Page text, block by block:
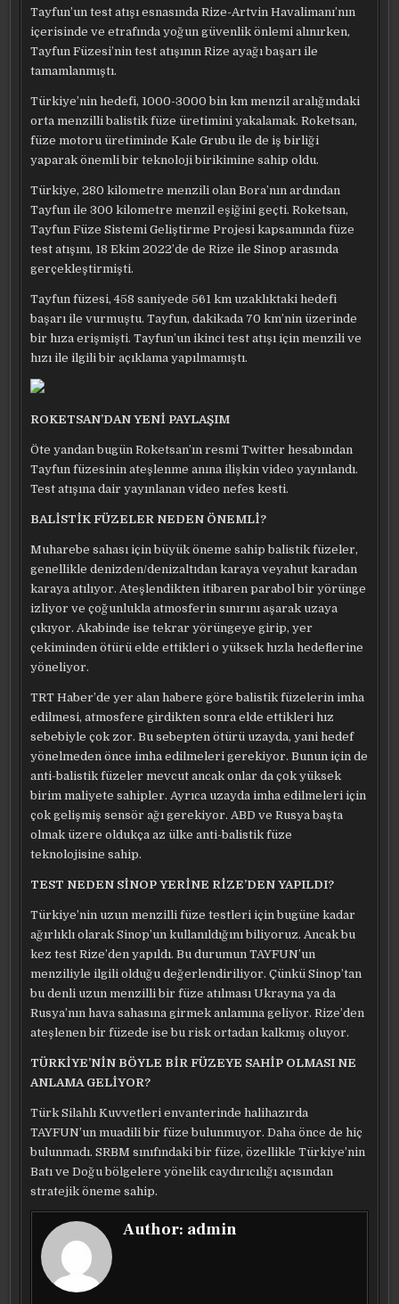
Tayfun’un test atışı esnasında Rize-Artvin Havalimanı’nın
içerisinde ve etrafında yoğun güvenlik önlemi alınırken,
Tayfun Füzesi’nin test atışının Rize ayağı başarı ile
tamamlanmıştı.
Türkiye’nin hedefi, 1000-3000 bin km menzil aralığındaki
orta menzilli balistik füze üretimini yakalamak. Roketsan,
füze motoru üretiminde Kale Grubu ile de iş birliği
yaparak önemli bir teknoloji birikimine sahip oldu.
Türkiye, 280 kilometre menzili olan Bora’nın ardından
Tayfun ile 300 kilometre menzil eşiğini geçti. Roketsan,
Tayfun Füze Sistemi Geliştirme Projesi kapsamında füze
test atışını, 18 Ekim 2022’de de Rize ile Sinop arasında
gerçekleştirmişti.
Tayfun füzesi, 458 saniyede 561 km uzaklıktaki hedefi
başarı ile vurmuştu. Tayfun, dakikada 70 km’nin üzerinde
bir hıza erişmişti. Tayfun’un ikinci test atışı için menzili ve
hızı ile ilgili bir açıklama yapılmamıştı.
ROKETSAN’DAN YENİ PAYLAŞIM
Öte yandan bugün Roketsan’ın resmi Twitter hesabından
Tayfun füzesinin ateşlenme anına ilişkin video yayınlandı.
Test atışına dair yayınlanan video nefes kesti.
BALİSTİK FÜZELER NEDEN ÖNEMLİ?
Muharebe sahası için büyük öneme sahip balistik füzeler,
genellikle denizden/denizaltıdan karaya veyahut karadan
karaya atılıyor. Ateşlendikten itibaren parabol bir yörünge
izliyor ve çoğunlukla atmosferin sınırını aşarak uzaya
çıkıyor. Akabinde ise tekrar yörüngeye girip, yer
çekiminden ötürü elde ettikleri o yüksek hızla hedeflerine
yöneliyor.
TRT Haber’de yer alan habere göre balistik füzelerin imha
edilmesi, atmosfere girdikten sonra elde ettikleri hız
sebebiyle çok zor. Bu sebepten ötürü uzayda, yani hedef
yönelmeden önce imha edilmeleri gerekiyor. Bunun için de
anti-balistik füzeler mevcut ancak onlar da çok yüksek
birim maliyete sahipler. Ayrıca uzayda imha edilmeleri için
çok gelişmiş sensör ağı gerekiyor. ABD ve Rusya başta
olmak üzere oldukça az ülke anti-balistik füze
teknolojisine sahip.
TEST NEDEN SİNOP YERİNE RİZE’DEN YAPILDI?
Türkiye’nin uzun menzilli füze testleri için bugüne kadar
ağırlıklı olarak Sinop’un kullanıldığını biliyoruz. Ancak bu
kez test Rize’den yapıldı. Bu durumun TAYFUN’un
menziliyle ilgili olduğu değerlendiriliyor. Çünkü Sinop’tan
bu denli uzun menzilli bir füze atılması Ukrayna ya da
Rusya’nın hava sahasına girmek anlamına geliyor. Rize’den
ateşlenen bir füzede ise bu risk ortadan kalkmış oluyor.
TÜRKİYE’NİN BÖYLE BİR FÜZEYE SAHİP OLMASI NE
ANLAMA GELİYOR?
Türk Silahlı Kuvvetleri envanterinde halihazırda
TAYFUN’un muadili bir füze bulunmuyor. Daha önce de hiç
bulunmadı. SRBM sınıfındaki bir füze, özellikle Türkiye’nin
Batı ve Doğu bölgelere yönelik caydırıcılığı açısından
stratejik öneme sahip.
Author: admin